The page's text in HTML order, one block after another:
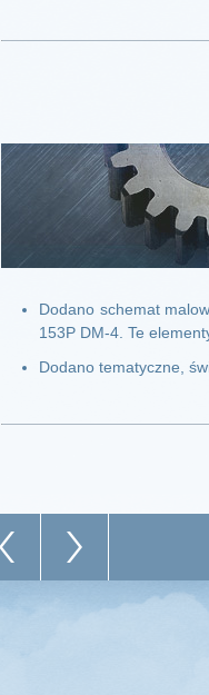
Dodano schemat
153P DM-4. Te
Dodano tematyczne,